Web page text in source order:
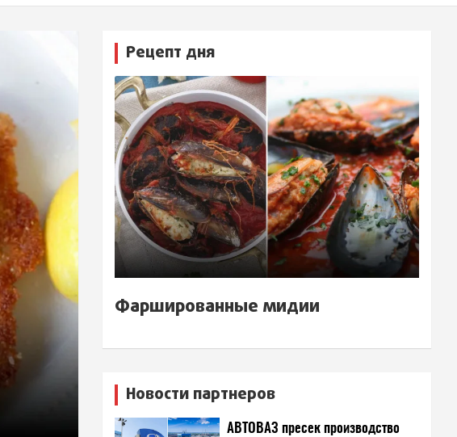
Рецепт дня
Фаршированные мидии
Новости партнеров
АВТОВАЗ пресек производство